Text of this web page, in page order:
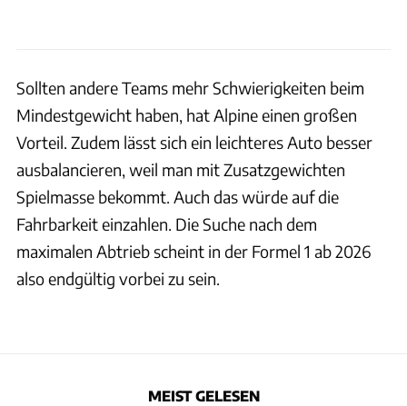
Sollten andere Teams mehr Schwierigkeiten beim
Mindestgewicht haben, hat Alpine einen großen
Vorteil. Zudem lässt sich ein leichteres Auto besser
ausbalancieren, weil man mit Zusatzgewichten
Spielmasse bekommt. Auch das würde auf die
Fahrbarkeit einzahlen. Die Suche nach dem
maximalen Abtrieb scheint in der Formel 1 ab 2026
also endgültig vorbei zu sein.
MEIST GELESEN